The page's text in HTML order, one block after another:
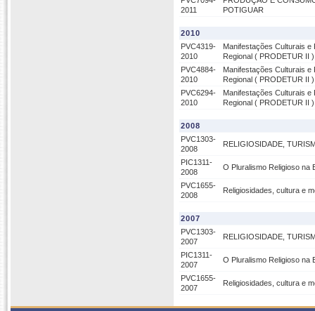
2011
POTIGUAR
2010
PVC4319-
2010
Manifestações Culturais e
Regional ( PRODETUR II
PVC4884-
2010
Manifestações Culturais e
Regional ( PRODETUR II
PVC6294-
2010
Manifestações Culturais e
Regional ( PRODETUR II
2008
PVC1303-
2008
RELIGIOSIDADE,
PIC1311-
2008
O Pluralismo Religioso na
PVC1655-
2008
Religiosidades, cultura e
2007
PVC1303-
2007
RELIGIOSIDADE,
PIC1311-
2007
O Pluralismo Religioso na
PVC1655-
2007
Religiosidades, cultura e